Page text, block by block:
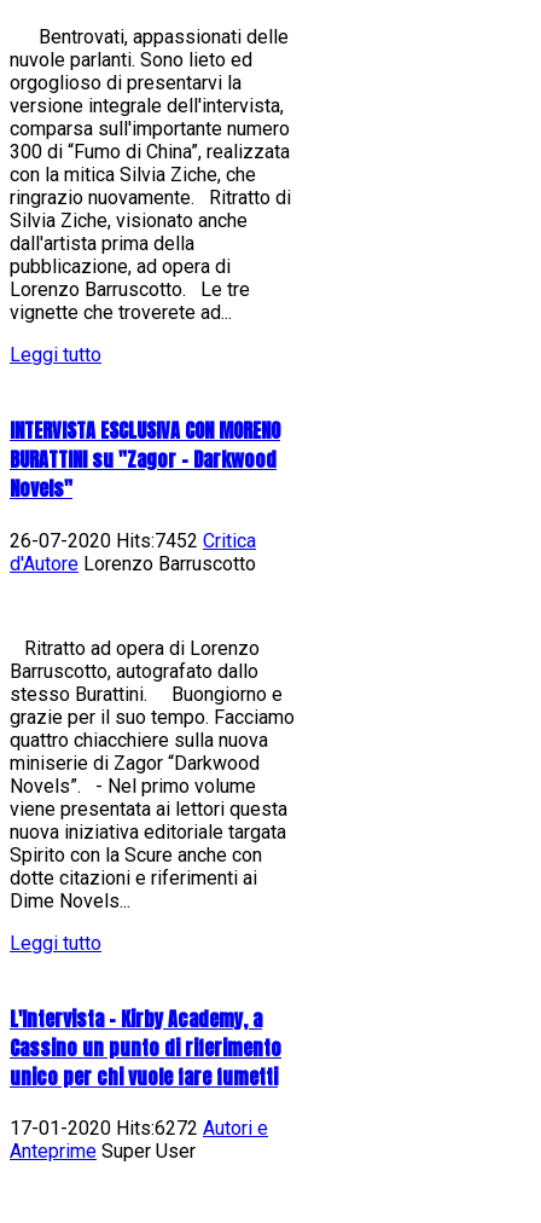
Bentrovati, appassionati delle
nuvole parlanti. Sono lieto ed
orgoglioso di presentarvi la
versione integrale dell'intervista,
comparsa sull'importante numero
300 di “Fumo di China”, realizzata
con la mitica Silvia Ziche, che
ringrazio nuovamente. Ritratto di
Silvia Ziche, visionato anche
dall'artista prima della
pubblicazione, ad opera di
Lorenzo Barruscotto. Le tre
vignette che troverete ad...
Leggi tutto
INTERVISTA ESCLUSIVA CON MORENO
BURATTINI su "Zagor - Darkwood
Novels"
26-07-2020 Hits:7452 Critica
d'Autore Lorenzo Barruscotto
Ritratto ad opera di Lorenzo
Barruscotto, autografato dallo
stesso Burattini. Buongiorno e
grazie per il suo tempo. Facciamo
quattro chiacchiere sulla nuova
miniserie di Zagor “Darkwood
Novels”. - Nel primo volume
viene presentata ai lettori questa
nuova iniziativa editoriale targata
Spirito con la Scure anche con
dotte citazioni e riferimenti ai
Dime Novels...
Leggi tutto
L'Intervista - Kirby Academy, a
Cassino un punto di riferimento
unico per chi vuole fare fumetti
17-01-2020 Hits:6272 Autori e
Anteprime Super User